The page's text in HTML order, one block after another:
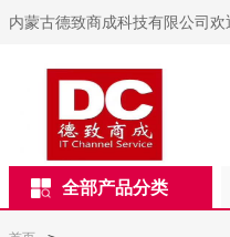
内蒙古德致商成科技有限公司欢
全部产品分类